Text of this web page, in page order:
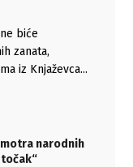
biće
zanata,
iz Knjaževca...
narodnih